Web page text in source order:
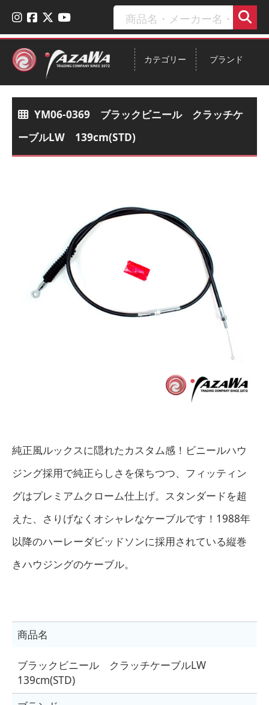
ブランド
カテゴリー
YM06-0369 ブラックビニール クラッチケ
ーブルLW 139cm(STD)
純正風ルックスに隠れたカスタム感！ビニールハウ
ジング採用で純正らしさを保ちつつ、フィッティン
グはプレミアムクローム仕上げ。スタンダードを超
えた、さりげなくオシャレなケーブルです！1988年
以降のハーレーダビッドソンに採用されている縦巻
きハウジングのケーブル。
商品名
ブラックビニール クラッチケーブルLW
139cm(STD)